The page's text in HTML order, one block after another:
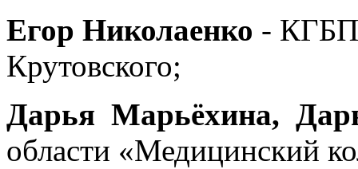
Егор Николаенко -
Крутовского;
Дарья Марьёхина,
области «Медицинский